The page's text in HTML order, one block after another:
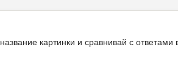
картинки и сравнивай с ответами